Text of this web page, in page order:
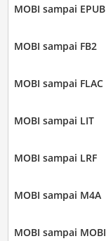
MOBI sampai EPUB
MOBI sampai FB2
MOBI sampai FLAC
MOBI sampai LIT
MOBI sampai LRF
MOBI sampai M4A
MOBI sampai MOBI